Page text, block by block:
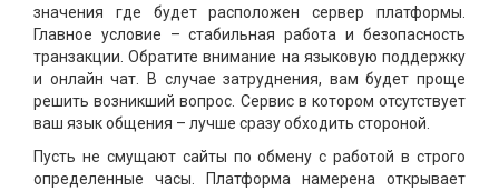
значения где будет расположен сервер платформы.
Главное условие – стабильная работа и безопасность
транзакции. Обратите внимание на языковую поддержку
и онлайн чат. В случае затруднения, вам будет проще
решить возникший вопрос. Сервис в котором отсутствует
ваш язык общения – лучше сразу обходить стороной.
Пусть не смущают сайты по обмену с работой в строго
определенные часы. Платформа намерена открывает